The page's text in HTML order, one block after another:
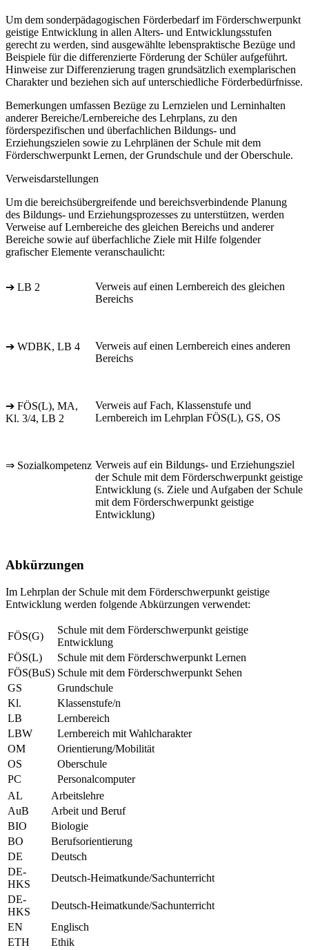
Um dem sonderpädagogischen Förderbedarf im Förderschwerpunkt
geistige Entwicklung in allen Alters- und Entwicklungsstufen
gerecht zu werden, sind ausgewählte lebenspraktische Bezüge und
Beispiele für die differenzierte Förderung der Schüler aufgeführt.
Hinweise zur Differenzierung tragen grundsätzlich exemplarischen
Charakter und beziehen sich auf unterschiedliche Förderbedürfnisse.
Bemerkungen umfassen Bezüge zu Lernzielen und Lerninhalten
anderer Bereiche/Lernbereiche des Lehrplans, zu den
förderspezifischen und überfachlichen Bildungs- und
Erziehungszielen sowie zu Lehrplänen der Schule mit dem
Förderschwerpunkt Lernen, der Grundschule und der Oberschule.
Verweisdarstellungen
Um die bereichsübergreifende und bereichsverbindende Planung
des Bildungs- und Erziehungsprozesses zu unterstützen, werden
Verweise auf Lernbereiche des gleichen Bereichs und anderer
Bereiche sowie auf überfachliche Ziele mit Hilfe folgender
grafischer Elemente veranschaulicht:
➔ LB 2
Verweis auf einen Lernbereich des gleichen
Bereichs
➔ WDBK, LB 4
Verweis auf einen Lernbereich eines anderen
Bereichs
➔ FÖS(L), MA,
Kl. 3/4, LB 2
Verweis auf Fach, Klassenstufe und
Lernbereich im Lehrplan FÖS(L), GS, OS
⇒ Sozialkompetenz Verweis auf ein Bildungs- und Erziehungsziel
der Schule mit dem Förderschwerpunkt geistige
Entwicklung (s. Ziele und Aufgaben der Schule
mit dem Förderschwerpunkt geistige
Entwicklung)
Abkürzungen
Im Lehrplan der Schule mit dem Förderschwerpunkt geistige
Entwicklung werden folgende Abkürzungen verwendet:
FÖS(G)
Schule mit dem Förderschwerpunkt geistige
Entwicklung
FÖS(L)
Schule mit dem Förderschwerpunkt Lernen
FÖS(BuS) Schule mit dem Förderschwerpunkt Sehen
GS
Grundschule
Kl.
Klassenstufe/n
LB
Lernbereich
LBW
Lernbereich mit Wahlcharakter
OM
Orientierung/Mobilität
OS
Oberschule
PC
Personalcomputer
AL
Arbeitslehre
AuB
Arbeit und Beruf
BIO
Biologie
BO
Berufsorientierung
DE
Deutsch
DE-
HKS
Deutsch-Heimatkunde/Sachunterricht
DE-
HKS
Deutsch-Heimatkunde/Sachunterricht
EN
Englisch
ETH
Ethik